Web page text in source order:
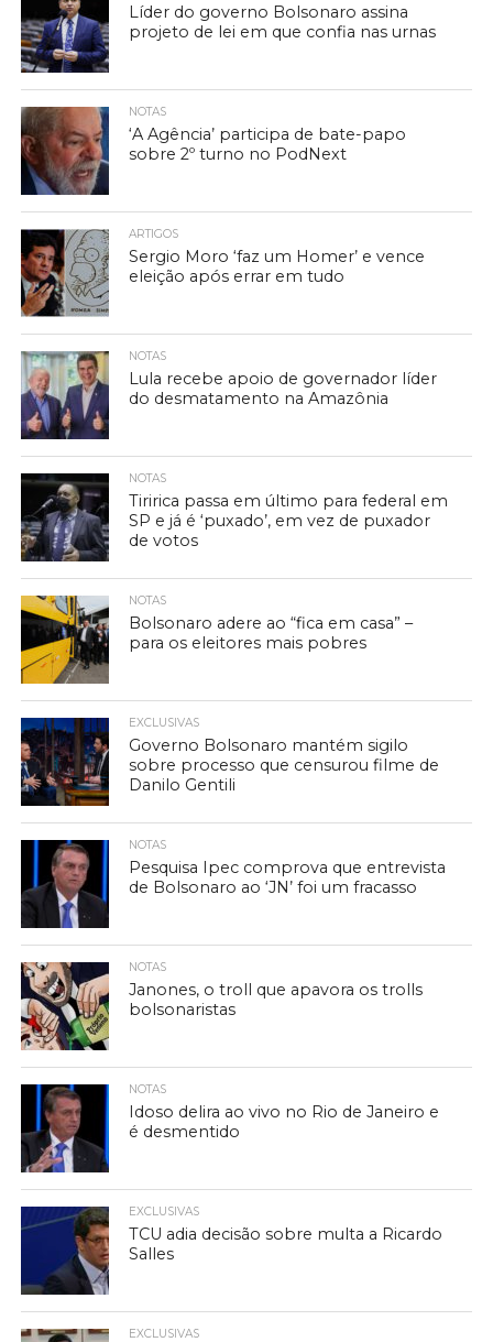
Líder do governo Bolsonaro assina
projeto de lei em que confia nas urnas
NOTAS
‘A Agência’ participa de bate-papo
sobre 2º turno no PodNext
ARTIGOS
Sergio Moro ‘faz um Homer’ e vence
eleição após errar em tudo
NOTAS
Lula recebe apoio de governador líder
do desmatamento na Amazônia
NOTAS
Tiririca passa em último para federal em
SP e já é ‘puxado’, em vez de puxador
de votos
NOTAS
Bolsonaro adere ao “fica em casa” –
para os eleitores mais pobres
EXCLUSIVAS
Governo Bolsonaro mantém sigilo
sobre processo que censurou filme de
Danilo Gentili
NOTAS
Pesquisa Ipec comprova que entrevista
de Bolsonaro ao ‘JN’ foi um fracasso
NOTAS
Janones, o troll que apavora os trolls
bolsonaristas
NOTAS
Idoso delira ao vivo no Rio de Janeiro e
é desmentido
EXCLUSIVAS
TCU adia decisão sobre multa a Ricardo
Salles
EXCLUSIVAS